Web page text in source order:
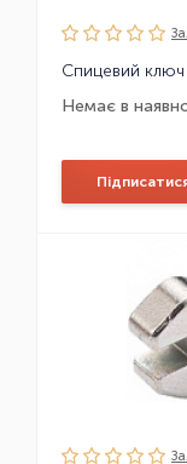
Спицевий ключ
Немає в